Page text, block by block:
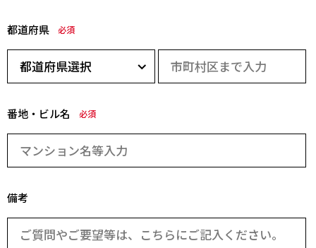
都道府県 必須
番地・ビル名 必須
備考